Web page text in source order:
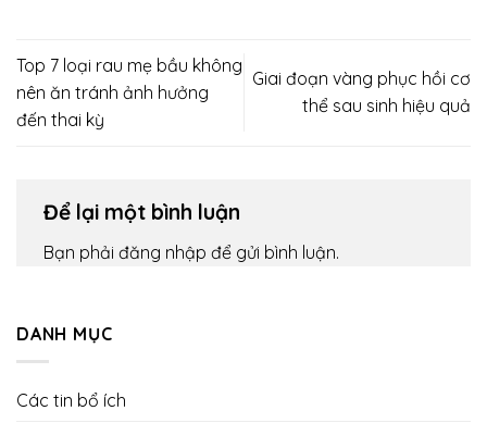
Top 7 loại rau mẹ bầu không
nên ăn tránh ảnh hưởng
đến thai kỳ
Giai đoạn vàng phục hồi cơ
thể sau sinh hiệu quả
Để lại một bình luận
Bạn phải đăng nhập để gửi bình luận.
DANH MỤC
Các tin bổ ích